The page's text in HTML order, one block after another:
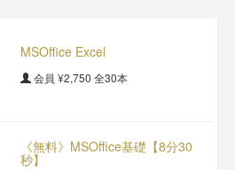
MSOffice Excel
会員 ¥2,750 全30本
《無料》MSOffice基礎【8分30
秒】